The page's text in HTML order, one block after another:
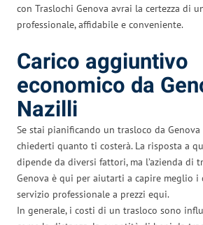
con Traslochi Genova avrai la certezza di
professionale, affidabile e conveniente.
Carico aggiuntivo
economico da
Nazilli
Se stai pianificando un trasloco da
chiederti quanto ti costerà. La risposta a
dipende da diversi fattori, ma l’azienda di
Genova è qui per aiutarti a capire meglio
servizio professionale a prezzi equi.
In generale, i costi di un trasloco sono